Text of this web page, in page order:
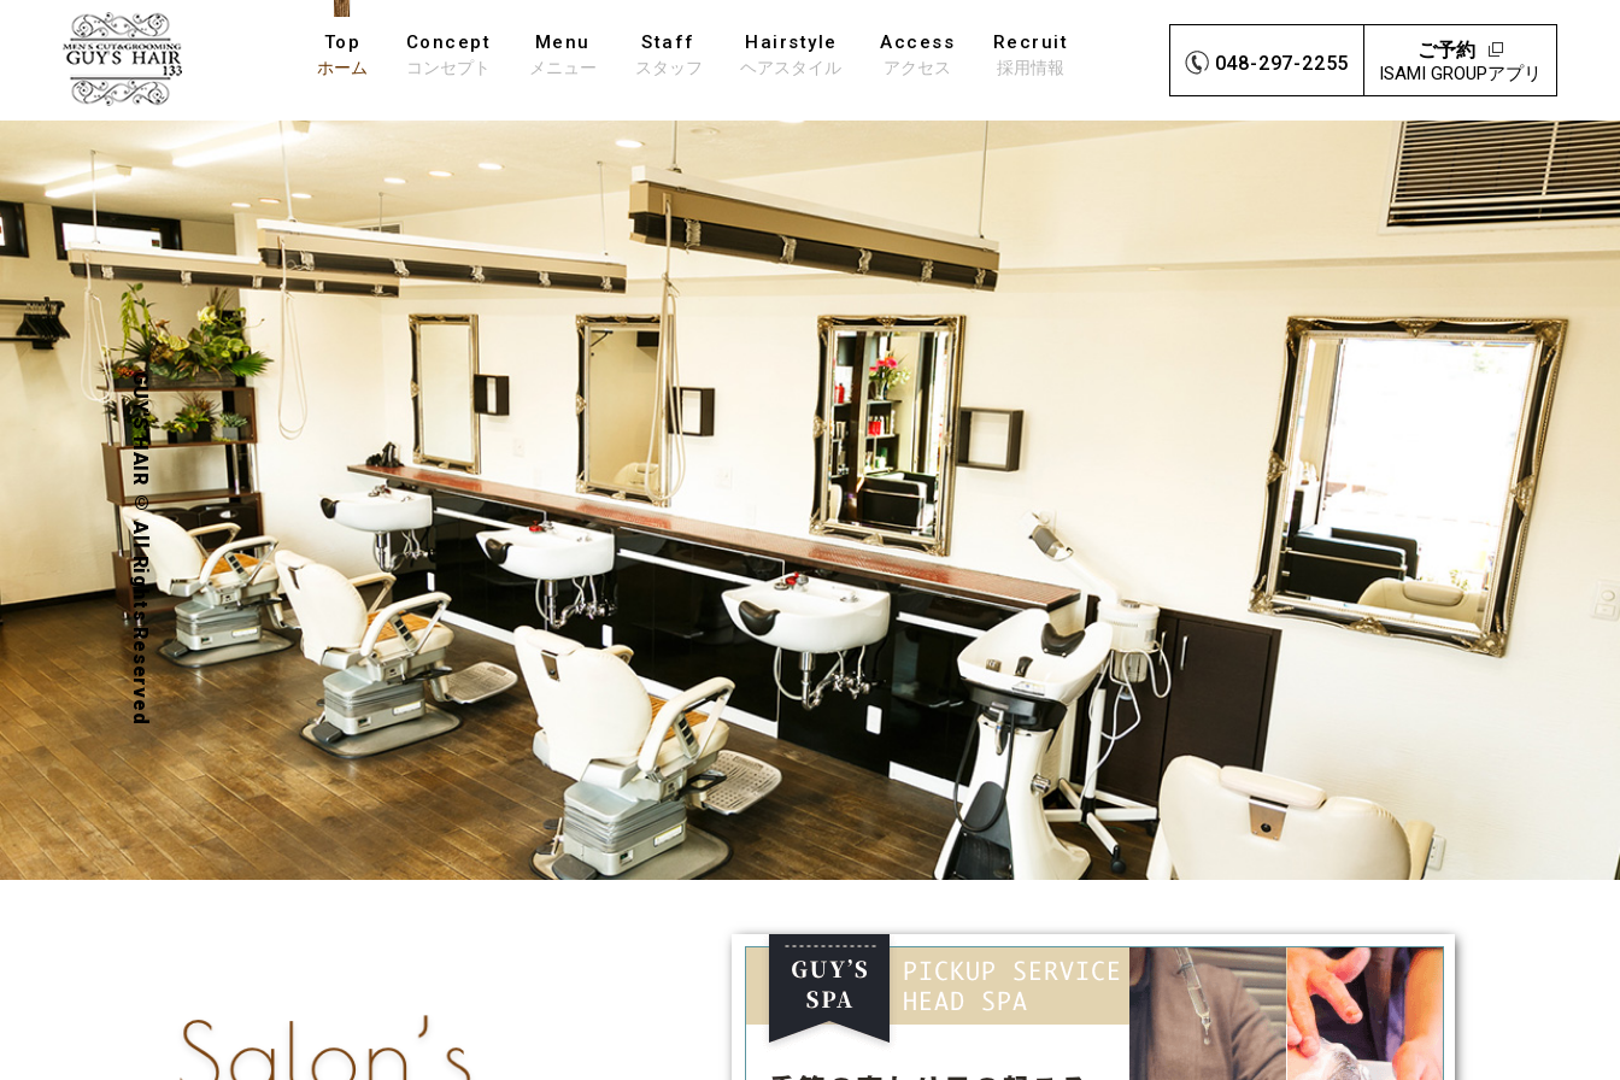
Top
ホーム
Concept
コンセプト
Menu
メニュー
Staff
スタッフ
Hairstyle
ヘアスタイル
Access
アクセス
Recruit
採用情報 048-297-2255
ご予約
ISAMI GROUPアプリ
GUY'S HAIR © All Rights Reserved